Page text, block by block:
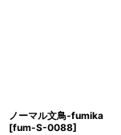
ノーマル文鳥-fumika
[fum-S-0088]